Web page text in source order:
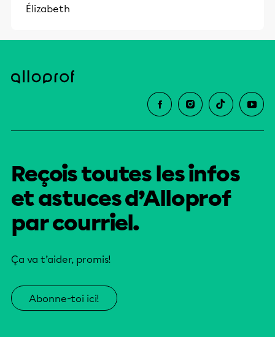
Élizabeth
Reçois toutes les infos
et astuces d’Alloprof
par courriel.
Ça va t’aider, promis!
Abonne-toi ici!